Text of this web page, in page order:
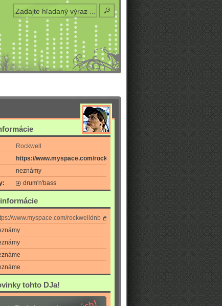
Rockwell
https://www.myspace.com/rockwelldnb
neznámy
drum'n'bass
www.myspace.com/rockwelldnb
tohto DJa!